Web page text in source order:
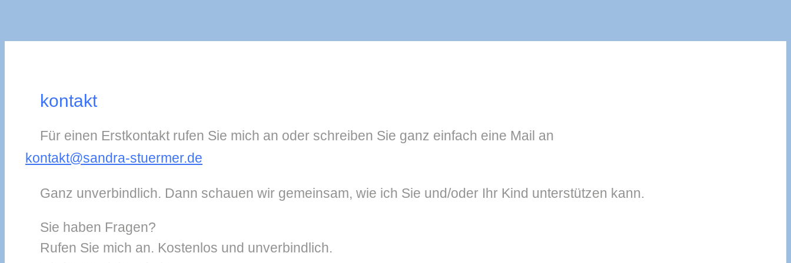
kontakt
Für einen Erstkontakt rufen Sie mich an oder schreiben Sie ganz einfach eine Mail an
kontakt@sandra-stuermer.de
Ganz unverbindlich. Dann schauen wir gemeinsam, wie ich Sie und/oder Ihr Kind unterstützen kann.
Sie haben Fragen?
Rufen Sie mich an. Kostenlos und unverbindlich.